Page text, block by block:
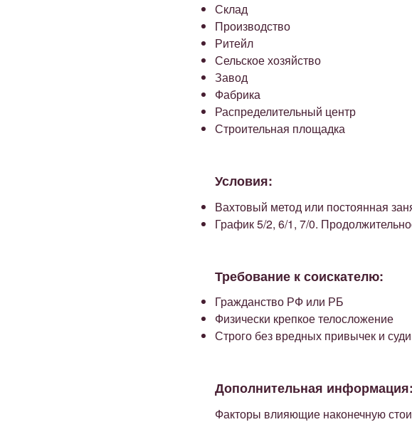
Склад
Производство
Ритейл
Сельское хозяйство
Завод
Фабрика
Распределительный центр
Строительная площадка
Условия:
Вахтовый метод или постоянная
График 5/2, 6/1, 7/0.
Требование к соискателю:
Гражданство РФ или РБ
Физически крепкое телосложение
Строго без вредных привычек и
Дополнительная информация:
Факторы влияющие наконечную